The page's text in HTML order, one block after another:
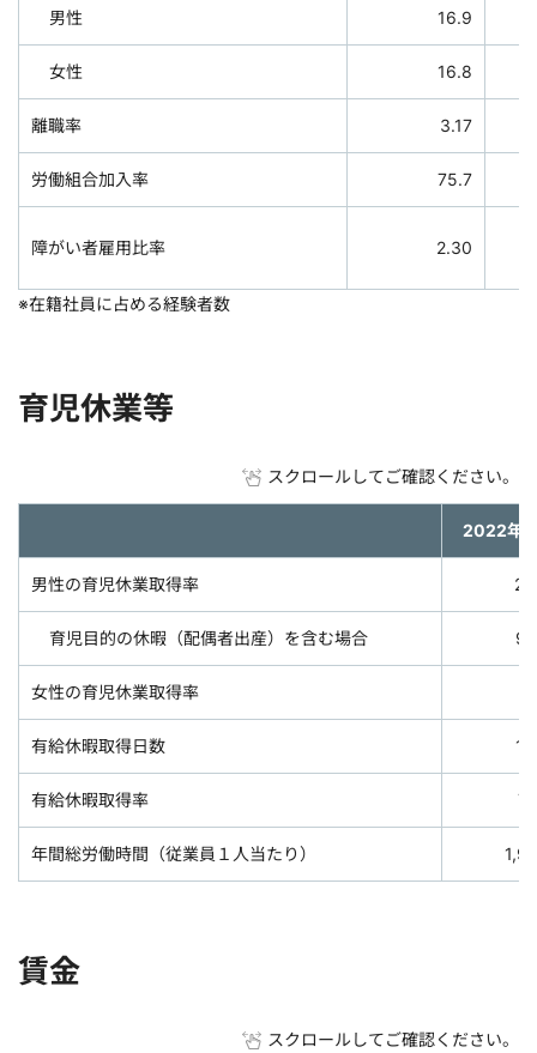
男性 16.9
女性 16.8
離職率 3.17
労働組合加入率 75.7
障がい者雇用比率 2.30
※在籍社員に占める経験者数
育児休業等
スクロールしてご確認ください。
2022年
男性の育児休業取得率
育児目的の休暇（配偶者出産）を含む場合
女性の育児休業取得率
有給休暇取得日数
有給休暇取得率
年間総労働時間（従業員１人当たり）
賃金
スクロールしてご確認ください。